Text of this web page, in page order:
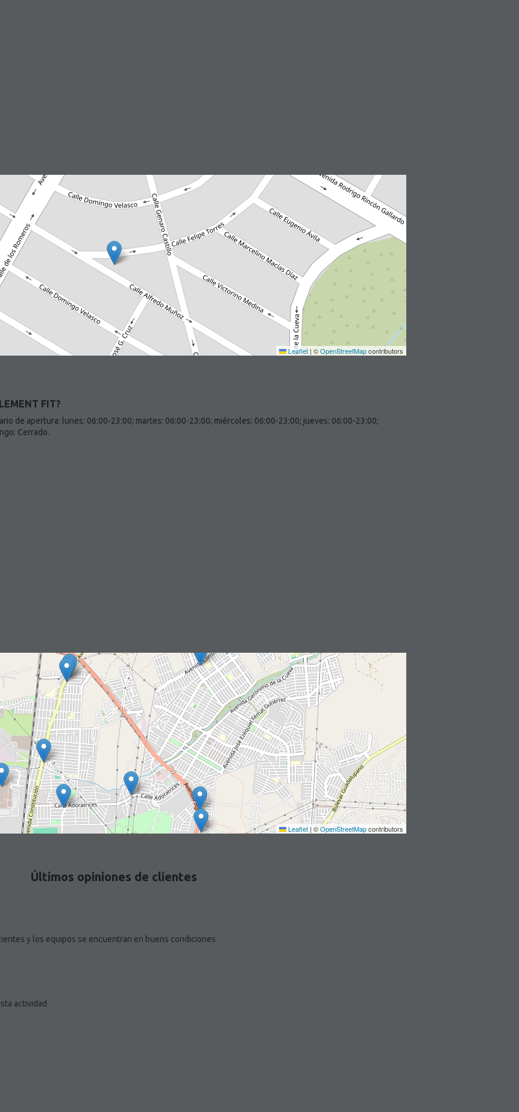
Leaflet | ©OpenStreetMapcontributors
FIT?
de apertura: lunes: 06:00-23:00; martes: 06:00-23:00; miércoles: 06:00-23:00; jueves: 06:00-23:00;
Cerrado.
Leaflet | ©OpenStreetMapcontributors
Últimos opiniones de clientes
y los equipos se encuentran en buens condiciones
actividad